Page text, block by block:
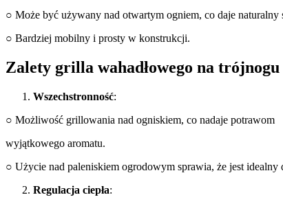
○ Może być używany nad otwartym ogniem, co daje naturalny
○ Bardziej mobilny i prosty w konstrukcji.
Zalety grilla wahadłowego na trójnogu
Wszechstronność:
○ Możliwość grillowania nad ogniskiem, co nadaje potrawom
wyjątkowego aromatu.
○ Użycie nad paleniskiem ogrodowym sprawia, że jest idealny
Regulacja ciepła: